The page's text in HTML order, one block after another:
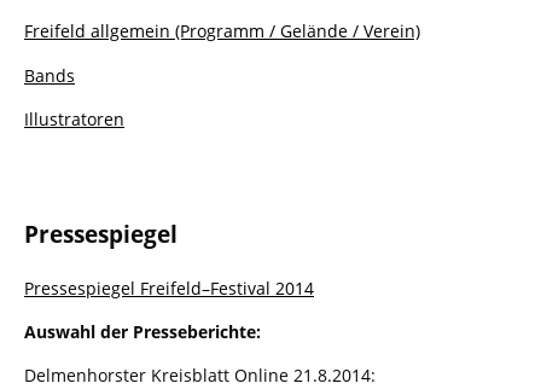
Freifeld allgemein (Programm / Gelände / Verein)
Bands
Illustratoren
Pressespiegel
Pressespiegel Freifeld–Festival 2014
Auswahl der Presseberichte:
Delmenhorster Kreisblatt Online 21.8.2014: